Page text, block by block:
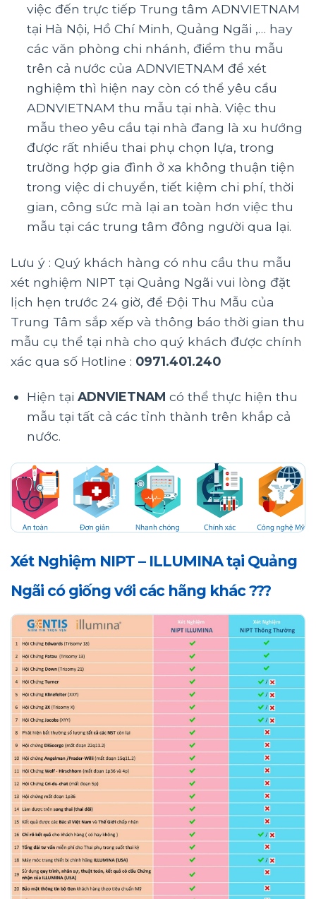
việc đến trực tiếp Trung tâm ADNVIETNAM
tại Hà Nội, Hồ Chí Minh, Quảng Ngãi ,… hay
các văn phòng chi nhánh, điểm thu mẫu
trên cả nước của ADNVIETNAM để xét
nghiệm thì hiện nay còn có thể yêu cầu
ADNVIETNAM thu mẫu tại nhà. Việc thu
mẫu theo yêu cầu tại nhà đang là xu hướng
được rất nhiều thai phụ chọn lựa, trong
trường hợp gia đình ở xa không thuận tiện
trong việc di chuyển, tiết kiệm chi phí, thời
gian, công sức mà lại an toàn hơn việc thu
mẫu tại các trung tâm đông người qua lại.
Lưu ý : Quý khách hàng có nhu cầu thu mẫu
xét nghiệm NIPT tại Quảng Ngãi vui lòng đặt
lịch hẹn trước 24 giờ, để Đội Thu Mẫu của
Trung Tâm sắp xếp và thông báo thời gian thu
mẫu cụ thể tại nhà cho quý khách được chính
xác qua số Hotline : 0971.401.240
Hiện tại ADNVIETNAM có thể thực hiện thu
mẫu tại tất cả các tỉnh thành trên khắp cả
nước.
Xét Nghiệm NIPT – ILLUMINA tại Quảng
Ngãi có giống với các hãng khác ???